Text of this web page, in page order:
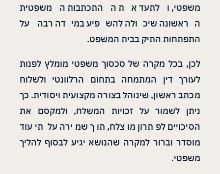
משפטי, ולתעד את ההתכתבות המשפטית
הראשונה שיכולה להשפיע במידה רבה על
התפתחות התיק בבית המשפט.
לכן, בכל מקרה של סכסוך משפטי מומלץ לפנות
לעורך דין המתמחה בתחום הרלוונטי ולשלוח
מכתב ראשון, שינוהל בצורה מקצועית ויסודית. כך
ניתן לשמור על זכויות המשלח, ולמקסם את
הסיכויים לפתרון מוצלח, תוך שמירה על תיעוד
מוסדר וברור למקרה שהנושא יגיע לבסוף להליך
משפטי.